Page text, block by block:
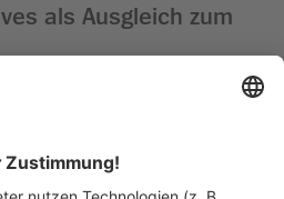
als Ausgleich zum